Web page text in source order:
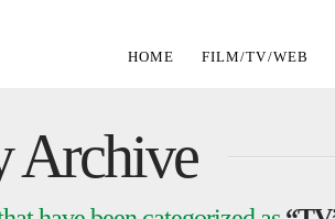
HOME FILM/TV/WEB
Archive